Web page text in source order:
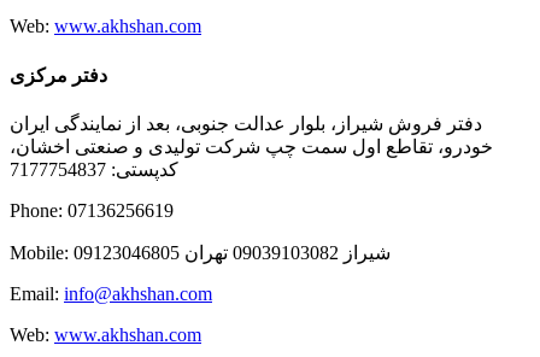
Web: www.akhshan.com
دفتر مرکزی
دفتر فروش شیراز، بلوار عدالت جنوبی، بعد از نمایندگی ایران
خودرو، تقاطع اول سمت چپ شرکت تولیدی و صنعتی اخشان،
کدپستی: 7177754837
Phone: 07136256619
Mobile: شيراز 09039103082 تهران 09123046805
Email: info@akhshan.com
Web: www.akhshan.com